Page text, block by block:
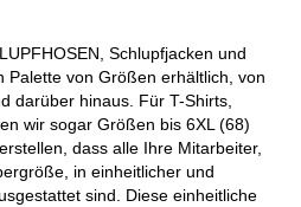
Schlupfjacken und
Palette von Größen erhältlich, von
darüber hinaus. Für T-Shirts,
wir sogar Größen bis 6XL (68)
dass alle Ihre Mitarbeiter,
in einheitlicher und
sind. Diese einheitliche